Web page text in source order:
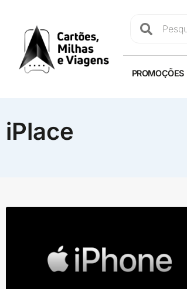
PROMOÇÕES
iPlace